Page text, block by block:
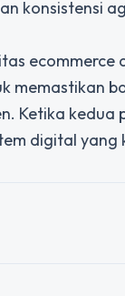
konsistensi
ecommerce
memastikan
Ketika
digital yang